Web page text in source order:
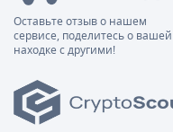
Оставьте отзыв о нашем
сервисе, поделитесь о вашей
находке с другими!